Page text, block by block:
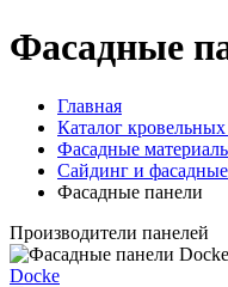
Фасадные
Главная
Каталог
Фасадные
Сайдинг и
Фасадные панели
Производители панелей
Docke